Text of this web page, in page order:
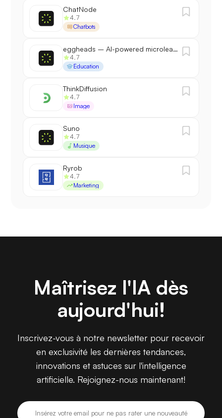
ChatNode
4.7
Chatbots
eggheads – AI-powered microlearning
4.7
Éducation
ThinkDiffusion
4.7
Image
Suno
4.7
Musique
Ryrob
4.7
Marketing
Maîtrisez l'IA dès
aujourd'hui!
Inscrivez-vous à notre newsletter pour recevoir
en exclusivité les dernières tendances,
innovations et astuces sur l'intelligence
artificielle. Rejoignez-nous maintenant!